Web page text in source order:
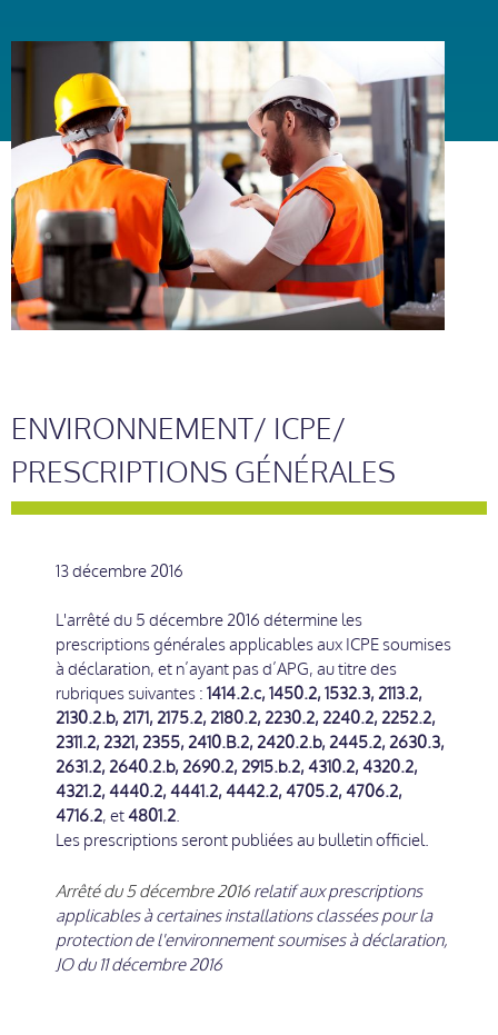
ENVIRONNEMENT/ ICPE/
PRESCRIPTIONS GÉNÉRALES
13 décembre 2016
L'arrêté du 5 décembre 2016 détermine les
prescriptions générales applicables aux ICPE soumises
à déclaration, et n’ayant pas d’APG, au titre des
rubriques suivantes : 1414.2.c, 1450.2, 1532.3, 2113.2,
2130.2.b, 2171, 2175.2, 2180.2, 2230.2, 2240.2, 2252.2,
2311.2, 2321, 2355, 2410.B.2, 2420.2.b, 2445.2, 2630.3,
2631.2, 2640.2.b, 2690.2, 2915.b.2, 4310.2, 4320.2,
4321.2, 4440.2, 4441.2, 4442.2, 4705.2, 4706.2,
4716.2, et4801.2.
Les prescriptions seront publiées au bulletin officiel.
Arrêté du 5 décembre 2016 relatif aux prescriptions
applicables à certaines installations classées pour la
protection de l'environnement soumises à déclaration,
JO du 11 décembre 2016